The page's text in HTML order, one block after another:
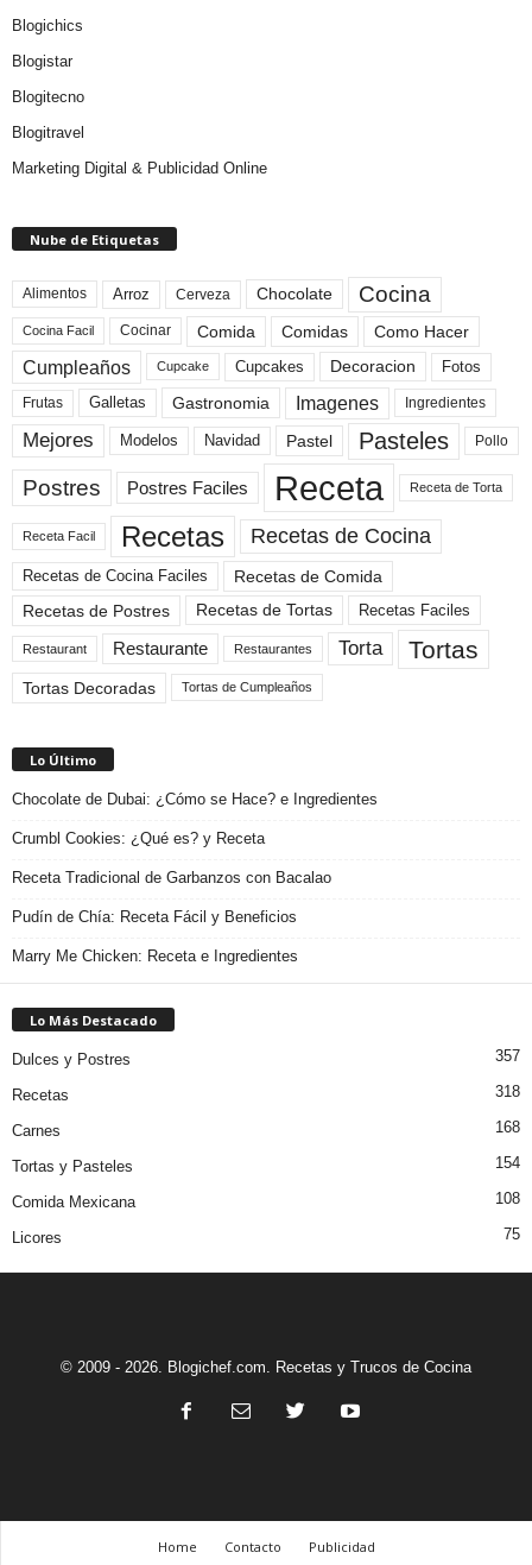
Blogichics
Blogistar
Blogitecno
Blogitravel
Marketing Digital & Publicidad Online
Nube de Etiquetas
Alimentos Arroz Cerveza Chocolate Cocina
Cocina Facil Cocinar Comida Comidas Como Hacer
Cumpleaños Cupcake Cupcakes Decoracion Fotos
Frutas Galletas Gastronomia Imagenes Ingredientes
Mejores Modelos Navidad Pastel Pasteles Pollo
Postres Postres Faciles Receta Receta de Torta
Receta Facil Recetas Recetas de Cocina
Recetas de Cocina Faciles
Recetas de Comida
Recetas de Postres
Recetas de Tortas Recetas Faciles
Restaurant Restaurante Restaurantes Torta Tortas
Tortas Decoradas Tortas de Cumpleaños
Lo Último
Chocolate de Dubai: ¿Cómo se Hace? e Ingredientes
Crumbl Cookies: ¿Qué es? y Receta
Receta Tradicional de Garbanzos con Bacalao
Pudín de Chía: Receta Fácil y Beneficios
Marry Me Chicken: Receta e Ingredientes
Lo Más Destacado
Dulces y Postres 357
Recetas 318
Carnes 168
Tortas y Pasteles 154
Comida Mexicana 108
Licores 75
© 2009 - 2026. Blogichef.com. Recetas y Trucos de Cocina
Home Contacto Publicidad